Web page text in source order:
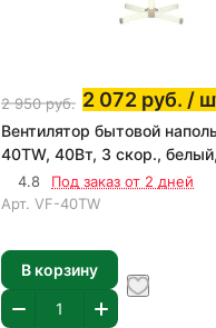
2 950руб. 2 072 руб. /
Вентилятор бытовой
40TW, 40Вт, 3 скор.,
4.8
Под заказ от 2 дней
Арт. VF-40TW
В корзину